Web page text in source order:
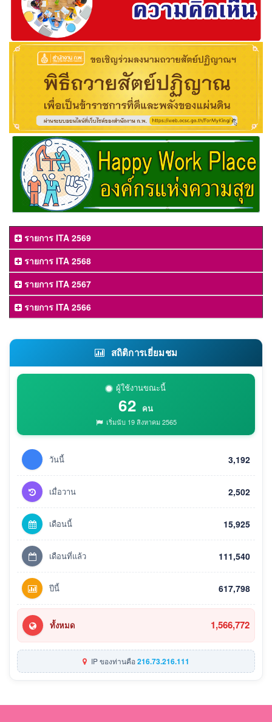
รายการ ITA 2569
รายการ ITA 2568
รายการ ITA 2567
รายการ ITA 2566
สถิติการเยี่ยมชม
ผู้ใช้งานขณะนี้
62 คน
เริ่มนับ 19 สิงหาคม 2565
วันนี้ 3,192
เมื่อวาน 2,502
เดือนนี้ 15,925
เดือนที่แล้ว 111,540
ปีนี้ 617,798
ทั้งหมด 1,566,772
IP ของท่านคือ216.73.216.111